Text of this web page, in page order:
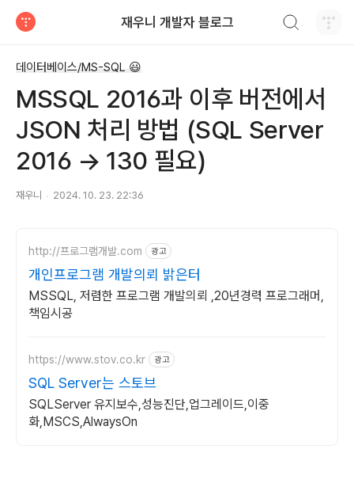
재우니 개발자 블로그
데이터베이스/MS-SQL 😃
MSSQL 2016과 이후 버전에서
JSON 처리 방법 (SQL Server
2016 → 130 필요)
재우니 2024. 10. 23. 22:36
http://프로그램개발.com 광고
개인프로그램 개발의뢰 밝은터
MSSQL, 저렴한 프로그램 개발의뢰 ,20년경력 프로그래머,
책임시공
https://www.stov.co.kr 광고
SQL Server는 스토브
SQLServer 유지보수,성능진단,업그레이드,이중
화,MSCS,AlwaysOn